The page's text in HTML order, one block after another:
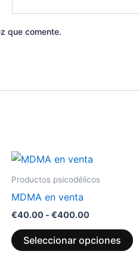
que comente.
Productos psicodélicos
MDMA en venta
€40.00 - €400.00
Rango
de
precios:
Seleccionar opciones